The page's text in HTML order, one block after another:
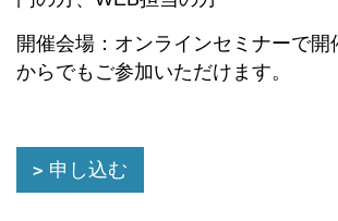
開催会場：オンラインセミナーで開
からでもご参加いただけます。
申し込む